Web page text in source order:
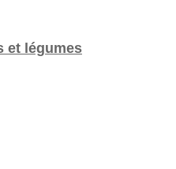
et légumes